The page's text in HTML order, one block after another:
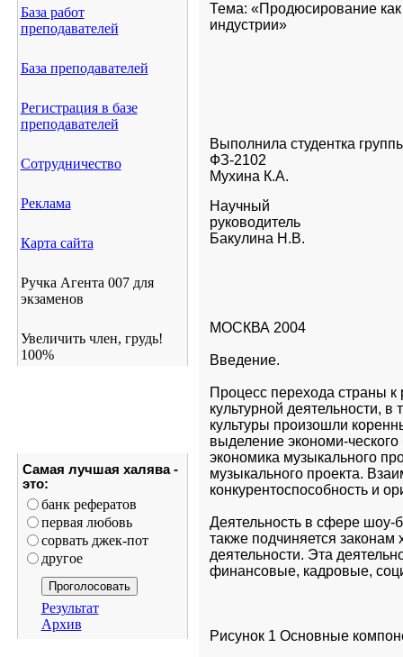
База работ
преподавателей
База преподавателей
Регистрация в базе
преподавателей
Сотрудничество
Реклама
Карта сайта
Ручка Агента 007 для
экзаменов
Увеличить член, грудь!
100%
Самая лучшая халява -
это:
банк рефератов
первая любовь
сорвать джек-пот
другое
Результат
Архив
Тема: «Продюсирование
индустрии»
Выполнила студентка
ФЗ-
Мухина К.А.
Научный
Бакулина Н.В.
МОСКВА 2004
Введение.
Процесс перехода страны
культурной деятельности,
культуры произошли
выделение экономи-
экономика музыкального
музыкального проекта.
конкурентоспособность и
Деятельность в сфере шоу-
также подчиняется
деятельности. Эта
финансовые, кадровые,
Рисунок 1 Основные